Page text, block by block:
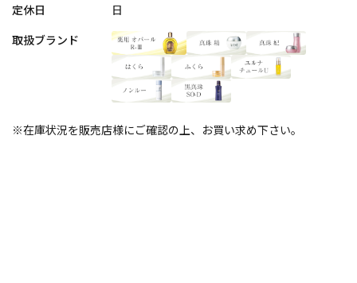
定休日
日
取扱ブランド
※在庫状況を販売店様にご確認の上、お買い求め下さい。